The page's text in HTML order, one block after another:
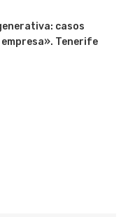
casos
Tenerife